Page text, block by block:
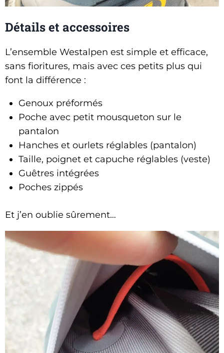
Détails et accessoires
L’ensemble Westalpen est simple et efficace,
sans fioritures, mais avec ces petits plus qui
font la différence :
Genoux préformés
Poche avec petit mousqueton sur le
pantalon
Hanches et ourlets réglables (pantalon)
Taille, poignet et capuche réglables (veste)
Guêtres intégrées
Poches zippés
Et j’en oublie sûrement…